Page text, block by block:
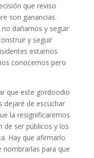
que reviso
son ganancias.
dañarnos y seguir
y seguir
estamos
conocemos pero
que este gordoodio
dejaré de escuchar
la resignificaremos
de ser públicos y los
Hay que afirmarlo
nombrarlas para que